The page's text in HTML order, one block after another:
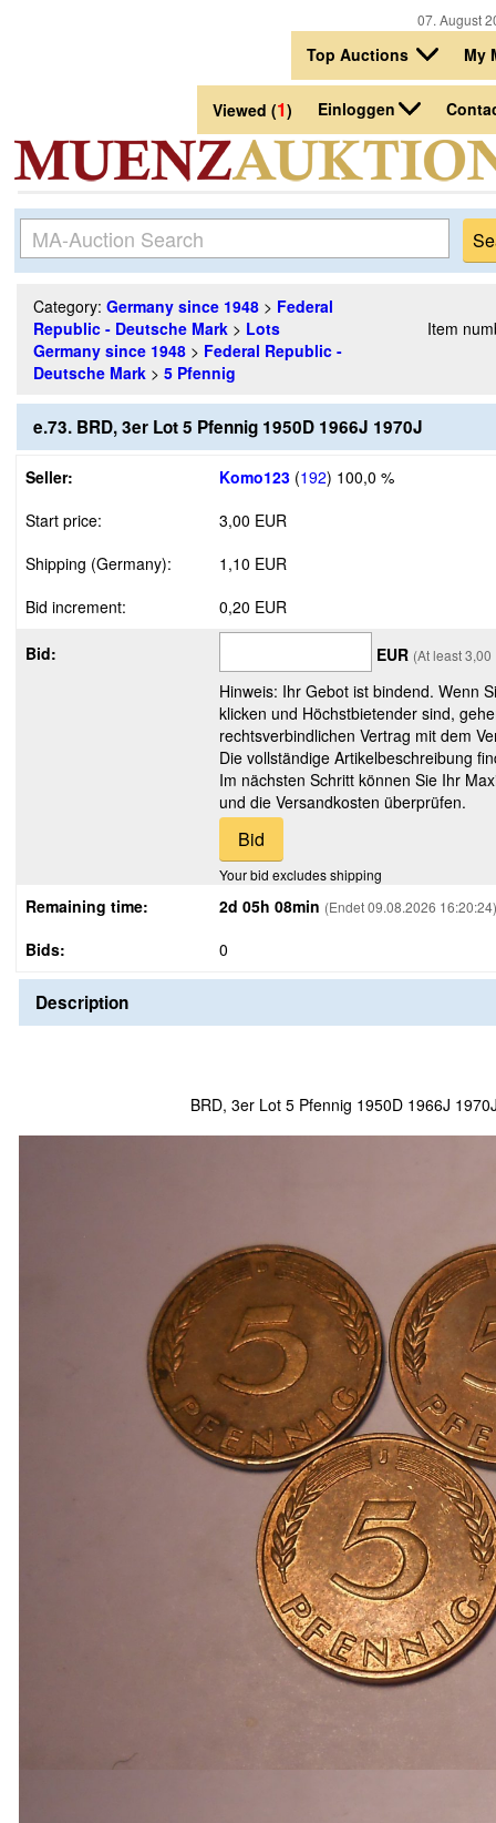
07. August
Top Auctions My
Viewed (1) Einloggen
Category: Germany since 1948 > Federal
Republic - Deutsche Mark > Lots
Germany since 1948 > Federal Republic -
Deutsche Mark > 5 Pfennig
Item
e.73. BRD, 3er Lot 5 Pfennig 1950D 1966J 1970J
Seller: Komo123 (192) 100,0 %
Start price:
3,00 EUR
Shipping (Germany):
1,10 EUR
Bid increment:
0,20 EUR
Bid: EUR (At least 3,00
Hinweis: Ihr Gebot ist bindend. Wenn
klicken und Höchstbietender sind,
rechtsverbindlichen Vertrag mit dem
Die vollständige Artikelbeschreibung
Im nächsten Schritt können Sie Ihr
und die Versandkosten überprüfen.
Your bid excludes shipping
Remaining time: 2d 05h 08min (Endet 09.08.2026 16:20:24)
Bids: 0
Description
BRD, 3er Lot 5 Pfennig 1950D 1966J